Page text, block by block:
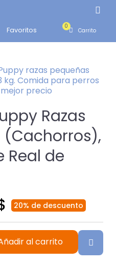
Favoritos
Razas
(Cachorros),
Real de
20% de descuento
al carrito